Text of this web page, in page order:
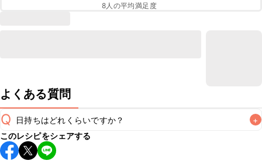
8人の平均満足度
よくある質問
Q 日持ちはどれくらいですか？ +
保存期間は冷蔵で当日中が目安です。なるべくお早めにお召
し上がりください。
このレシピをシェアする